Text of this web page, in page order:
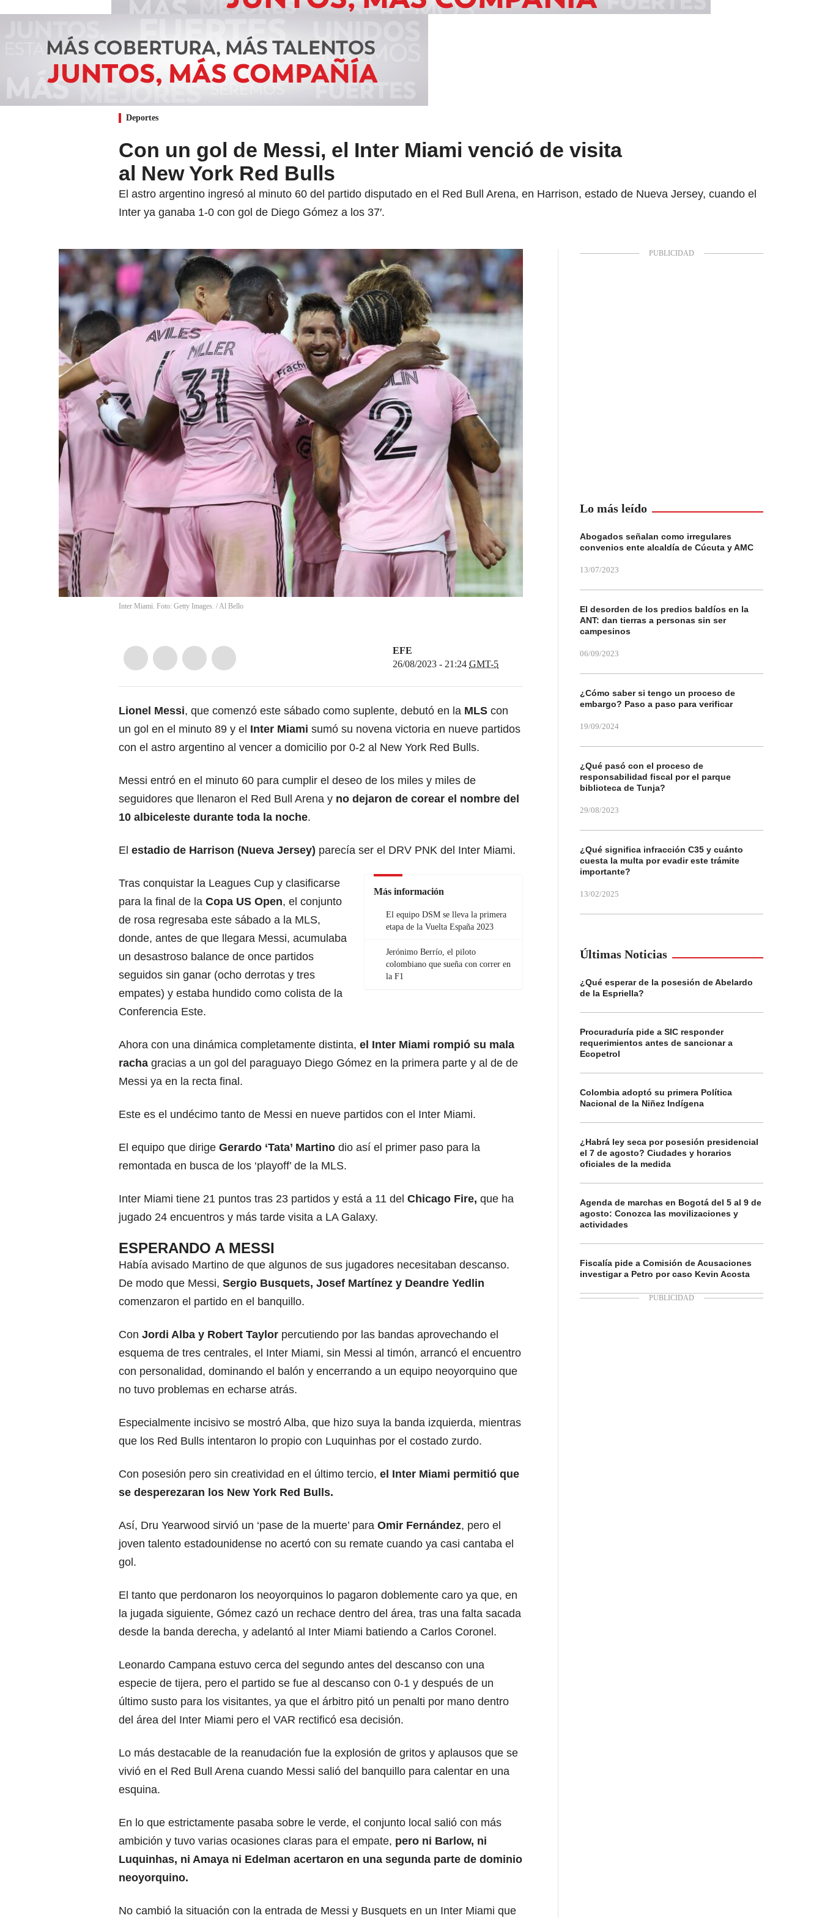
Deportes
Con un gol de Messi, el Inter Miami venció de visita
al New York Red Bulls
El astro argentino ingresó al minuto 60 del partido disputado en el Red Bull Arena, en Harrison, estado de Nueva Jersey, cuando el
Inter ya ganaba 1-0 con gol de Diego Gómez a los 37′.
Inter Miami. Foto: Getty Images. /Al Bello
EFE
26/08/2023 - 21:24 GMT-5
Lionel Messi, que comenzó este sábado como suplente, debutó en la MLS con
un gol en el minuto 89 y el Inter Miami sumó su novena victoria en nueve partidos
con el astro argentino al vencer a domicilio por 0-2 al New York Red Bulls.
Messi entró en el minuto 60 para cumplir el deseo de los miles y miles de
seguidores que llenaron el Red Bull Arena y no dejaron de corear el nombre del
10 albiceleste durante toda la noche.
El estadio de Harrison (Nueva Jersey) parecía ser el DRV PNK del Inter Miami.
Más información
El equipo DSM se lleva la primera
etapa de la Vuelta España 2023
Jerónimo Berrío, el piloto
colombiano que sueña con correr en
la F1
Tras conquistar la Leagues Cup y clasificarse
para la final de la Copa US Open, el conjunto
de rosa regresaba este sábado a la MLS,
donde, antes de que llegara Messi, acumulaba
un desastroso balance de once partidos
seguidos sin ganar (ocho derrotas y tres
empates) y estaba hundido como colista de la
Conferencia Este.
Ahora con una dinámica completamente distinta, el Inter Miami rompió su mala
racha gracias a un gol del paraguayo Diego Gómez en la primera parte y al de de
Messi ya en la recta final.
Este es el undécimo tanto de Messi en nueve partidos con el Inter Miami.
El equipo que dirige Gerardo ‘Tata’ Martino dio así el primer paso para la
remontada en busca de los ‘playoff’ de la MLS.
Inter Miami tiene 21 puntos tras 23 partidos y está a 11 del Chicago Fire, que ha
jugado 24 encuentros y más tarde visita a LA Galaxy.
ESPERANDO A MESSI
Había avisado Martino de que algunos de sus jugadores necesitaban descanso.
De modo que Messi, Sergio Busquets, Josef Martínez y Deandre Yedlin
comenzaron el partido en el banquillo.
Con Jordi Alba y Robert Taylor percutiendo por las bandas aprovechando el
esquema de tres centrales, el Inter Miami, sin Messi al timón, arrancó el encuentro
con personalidad, dominando el balón y encerrando a un equipo neoyorquino que
no tuvo problemas en echarse atrás.
Especialmente incisivo se mostró Alba, que hizo suya la banda izquierda, mientras
que los Red Bulls intentaron lo propio con Luquinhas por el costado zurdo.
Con posesión pero sin creatividad en el último tercio, el Inter Miami permitió que
se desperezaran los New York Red Bulls.
Así, Dru Yearwood sirvió un ‘pase de la muerte’ para Omir Fernández, pero el
joven talento estadounidense no acertó con su remate cuando ya casi cantaba el
gol.
El tanto que perdonaron los neoyorquinos lo pagaron doblemente caro ya que, en
la jugada siguiente, Gómez cazó un rechace dentro del área, tras una falta sacada
desde la banda derecha, y adelantó al Inter Miami batiendo a Carlos Coronel.
Leonardo Campana estuvo cerca del segundo antes del descanso con una
especie de tijera, pero el partido se fue al descanso con 0-1 y después de un
último susto para los visitantes, ya que el árbitro pitó un penalti por mano dentro
del área del Inter Miami pero el VAR rectificó esa decisión.
Lo más destacable de la reanudación fue la explosión de gritos y aplausos que se
vivió en el Red Bull Arena cuando Messi salió del banquillo para calentar en una
esquina.
En lo que estrictamente pasaba sobre le verde, el conjunto local salió con más
ambición y tuvo varias ocasiones claras para el empate, pero ni Barlow, ni
Luquinhas, ni Amaya ni Edelman acertaron en una segunda parte de dominio
neoyorquino.
No cambió la situación con la entrada de Messi y Busquets en un Inter Miami que
Lo más leído
Abogados señalan como irregulares
convenios ente alcaldía de Cúcuta y AMC
13/07/2023
El desorden de los predios baldíos en la
ANT: dan tierras a personas sin ser
campesinos
06/09/2023
¿Cómo saber si tengo un proceso de
embargo? Paso a paso para verificar
19/09/2024
¿Qué pasó con el proceso de
responsabilidad fiscal por el parque
biblioteca de Tunja?
29/08/2023
¿Qué significa infracción C35 y cuánto
cuesta la multa por evadir este trámite
importante?
13/02/2025
Últimas Noticias
¿Qué esperar de la posesión de Abelardo
de la Espriella?
Procuraduría pide a SIC responder
requerimientos antes de sancionar a
Ecopetrol
Colombia adoptó su primera Política
Nacional de la Niñez Indígena
¿Habrá ley seca por posesión presidencial
el 7 de agosto? Ciudades y horarios
oficiales de la medida
Agenda de marchas en Bogotá del 5 al 9 de
agosto: Conozca las movilizaciones y
actividades
Fiscalía pide a Comisión de Acusaciones
investigar a Petro por caso Kevin Acosta